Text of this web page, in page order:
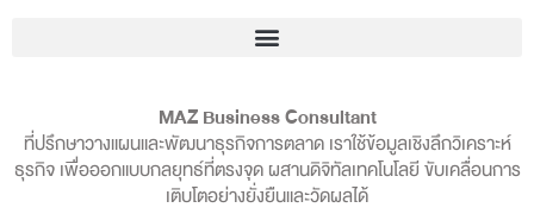
MAZ Business Consultant
ที่ปรึกษาวางแผนและพัฒนาธุรกิจการตลาด เราใช้ข้อมูลเชิงลึกวิเคราะห์
ธุรกิจ เพื่อออกแบบกลยุทธ์ที่ตรงจุด ผสานดิจิทัลเทคโนโลยี ขับเคลื่อนการ
เติบโตอย่างยั่งยืนและวัดผลได้